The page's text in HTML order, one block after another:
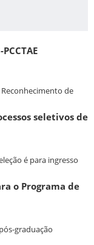
de
seletivos de
é para ingresso
o Programa de
graduação